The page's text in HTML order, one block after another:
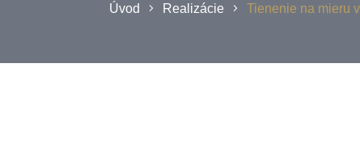
Úvod Realizácie Tienenie na mieru